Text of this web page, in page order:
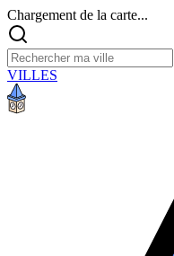
Chargement de la carte...
VILLES